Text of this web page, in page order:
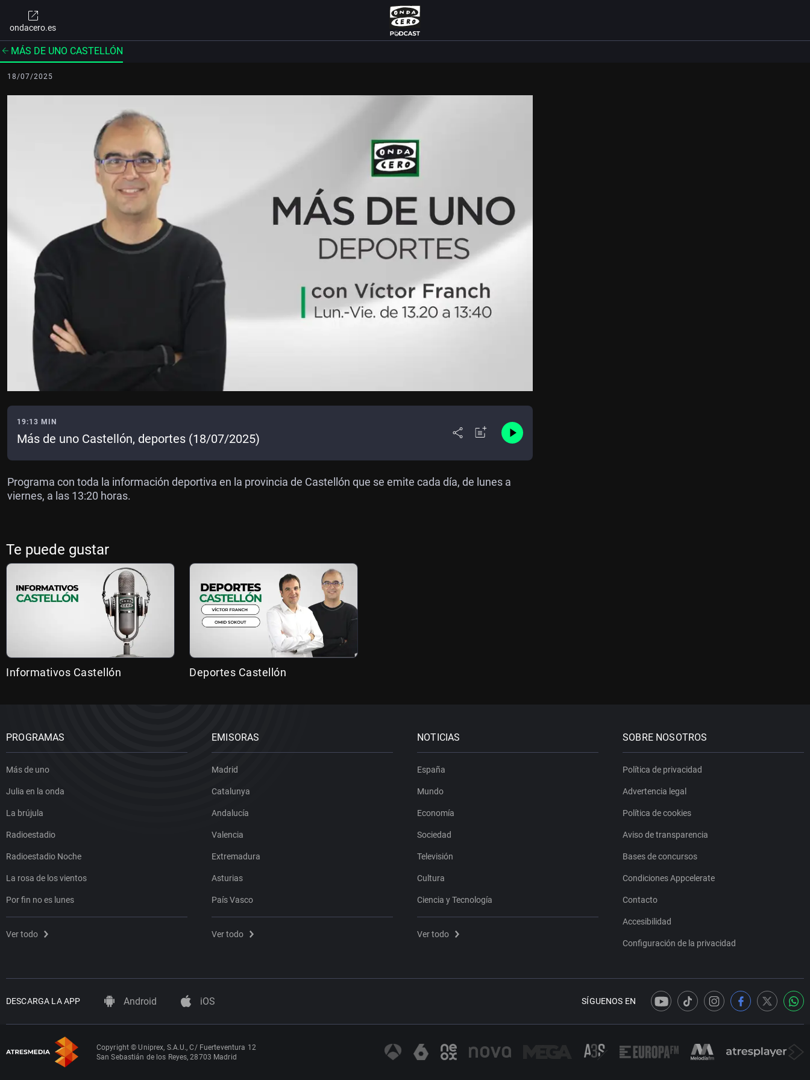
ondacero.es
MÁS DE UNO CASTELLÓN
18/07/2025
19:13 MIN
Más de uno Castellón, deportes (18/07/2025)
Programa con toda la información deportiva en la provincia de Castellón que se emite cada día, de lunes a
viernes, a las 13:20 horas.
Te puede gustar
Informativos Castellón Deportes Castellón
PROGRAMAS
Más de uno
Julia en la onda
La brújula
Radioestadio
Radioestadio Noche
La rosa de los vientos
Por fin no es lunes
Ver todo
EMISORAS
Madrid
Catalunya
Andalucía
Valencia
Extremadura
Asturias
País Vasco
Ver todo
NOTICIAS
España
Mundo
Economía
Sociedad
Televisión
Cultura
Ciencia y Tecnología
Ver todo
SOBRE NOSOTROS
Política de privacidad
Advertencia legal
Política de cookies
Aviso de transparencia
Bases de concursos
Condiciones Appcelerate
Contacto
Accesibilidad
Configuración de la privacidad
DESCARGA LA APP Android iOS SÍGUENOS EN
Copyright © Uniprex, S.A.U., C/ Fuerteventura 12
San Sebastián de los Reyes, 28703 Madrid